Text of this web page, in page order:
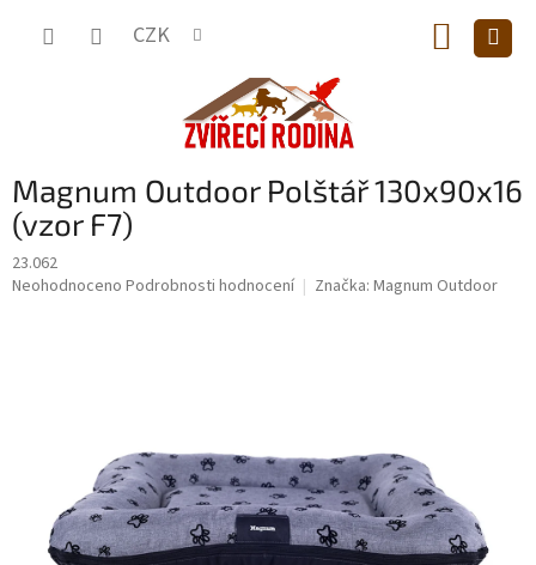
CZK
KOŠÍK
Magnum Outdoor Polštář 130x90x16
(vzor F7)
23.062
Průměrné
Neohodnoceno Podrobnosti hodnocení Značka: Magnum Outdoor